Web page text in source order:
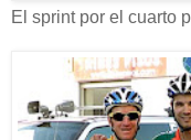
El sprint por el cuarto